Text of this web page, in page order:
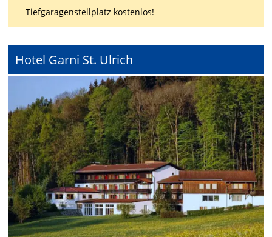
Tiefgaragenstellplatz kostenlos!
Hotel Garni St. Ulrich